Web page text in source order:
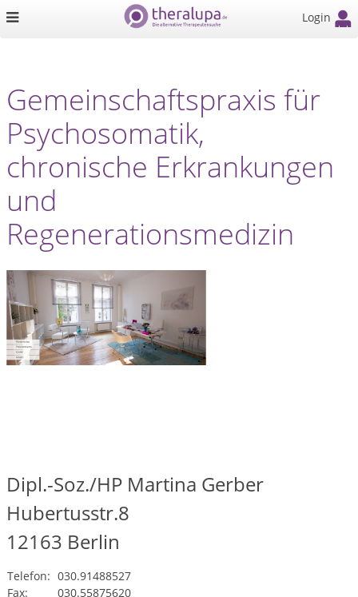
Login
Gemeinschaftspraxis für
Psychosomatik,
chronische Erkrankungen
und
Regenerationsmedizin
Dipl.-Soz./HP Martina Gerber
Hubertusstr.8
12163 Berlin
Telefon: 030.91488527
Fax:
030.55875620